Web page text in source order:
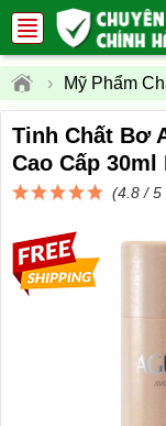
› Mỹ Phẩm
Tinh Chất Bơ
Cao Cấp 30ml
(4.8 / 5